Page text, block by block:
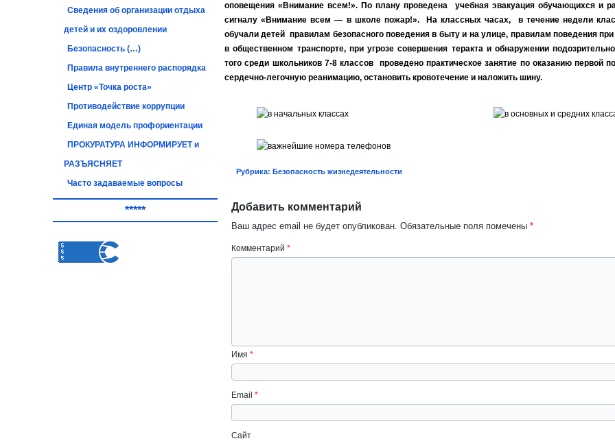
Сведения об организации отдыха
детей и их оздоровлении
Безопасность (…)
Правила внутреннего распорядка
Центр «Точка роста»
Противодействие коррупции
Единая модель профориентации
ПРОКУРАТУРА ИНФОРМИРУЕТ и
РАЗЪЯСНЯЕТ
Часто задаваемые вопросы
*****
оповещения «Внимание всем!». По плану проведена учебная эвакуация обучающихся и
сигналу «Внимание всем — в школе пожар!». На классных часах, в течение недели
обучали детей правилам безопасного поведения в быту и на улице, правилам поведения
в общественном транспорте, при угрозе совершения теракта и обнаружении
того среди школьников 7-8 классов проведено практическое занятие по оказанию первой
сердечно-легочную реанимацию, остановить кровотечение и наложить шину.
Рубрика: Безопасность жизнедеятельности
Добавить комментарий
Ваш адрес email не будет опубликован. Обязательные поля помечены *
Комментарий *
Имя *
Email *
Сайт